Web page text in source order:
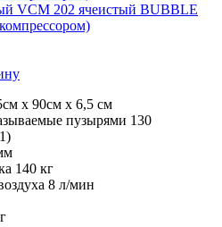
VCM 202 ячеистый BUBBLE
х 90см х 6,5 см
пузырями 130
140 кг
8 л/мин